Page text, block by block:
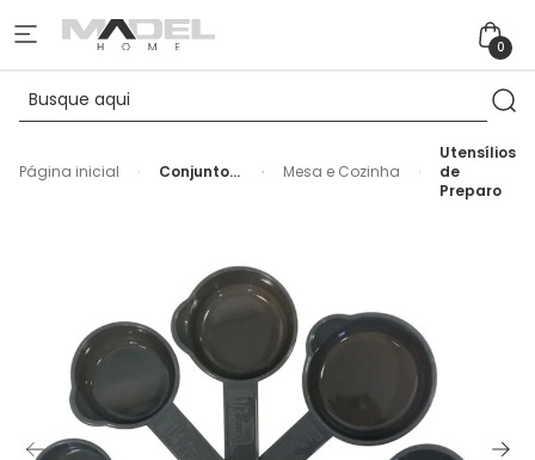
0
Página inicial
Conjunto
Baker's
Secret - 5
Peças
Mesa e Cozinha
Utensílios
de
Preparo